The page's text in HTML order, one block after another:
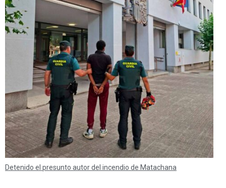
Detenido el presunto autor del incendio de Matachana